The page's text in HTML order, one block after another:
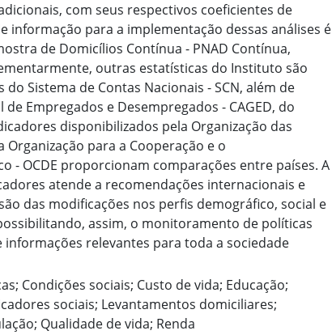
com seus respectivos coeficientes de
informação para a implementação dessas análises é
de Domicílios Contínua - PNAD Contínua,
outras estatísticas do Instituto são
Sistema de Contas Nacionais - SCN, além de
Empregados e Desempregados - CAGED, do
disponibilizados pela Organização das
Organização para a Cooperação e o
- OCDE proporcionam comparações entre países. A
atende a recomendações internacionais e
das modificações nos perfis demográfico, social e
assim, o monitoramento de políticas
informações relevantes para toda a sociedade
Condições sociais; Custo de vida; Educação;
sociais; Levantamentos domiciliares;
Qualidade de vida; Renda